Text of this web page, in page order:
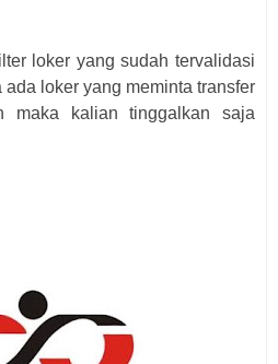
loker yang sudah tervalidasi
loker yang meminta transfer
maka kalian tinggalkan saja